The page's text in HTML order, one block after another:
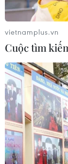
vietnamplus.vn
Cuộc tìm